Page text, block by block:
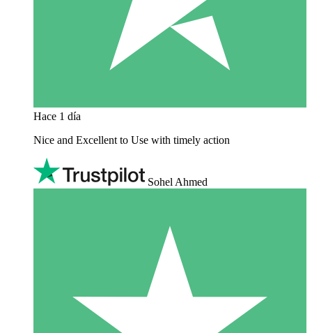
Hace 1 día
Nice and Excellent to Use with timely action
Sohel Ahmed